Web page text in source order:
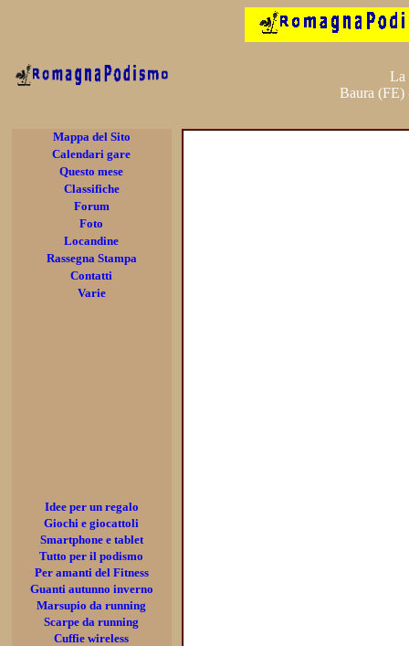
La
Baura (FE)
Mappa del Sito
Calendari gare
Questo mese
Classifiche
Forum
Foto
Locandine
Rassegna Stampa
Contatti
Varie
Idee per un regalo
Giochi e giocattoli
Smartphone e tablet
Tutto per il podismo
Per amanti del Fitness
Guanti autunno inverno
Marsupio da running
Scarpe da running
Cuffie wireless